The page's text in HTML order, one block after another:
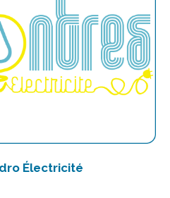
Électricité